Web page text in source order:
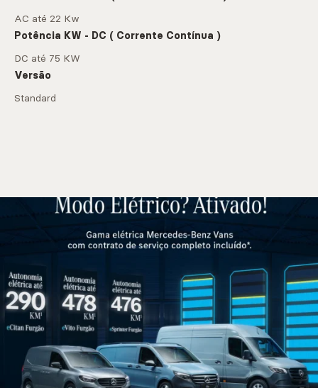
AC até 22 Kw
Potência KW - DC ( Corrente Contínua )
DC até 75 KW
Versão
Standard